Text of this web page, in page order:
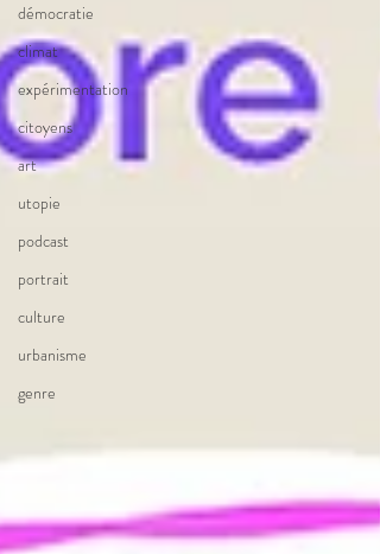
démocratie
climat
expérimentation
citoyens
art
utopie
podcast
portrait
culture
urbanisme
genre